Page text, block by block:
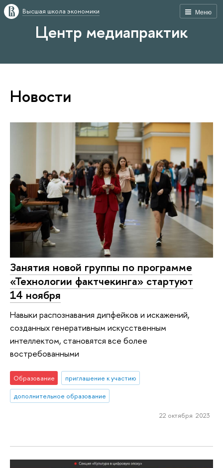
Меню
Высшая школа экономики
Центр медиапрактик
Новости
Занятия новой группы по программе
«Технологии фактчекинга» стартуют
14 ноября
Навыки распознавания дипфейков и искажений,
созданных генеративным искусственным
интеллектом, становятся все более
востребованными
Образование
приглашение к участию
дополнительное образование
22 октября 2023